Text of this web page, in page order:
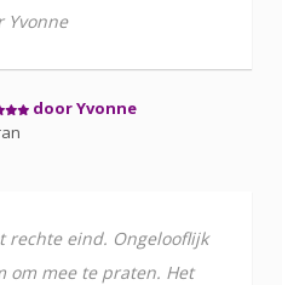
Yvonne
door Yvonne
rechte eind. Ongelooflijk
om mee te praten. Het